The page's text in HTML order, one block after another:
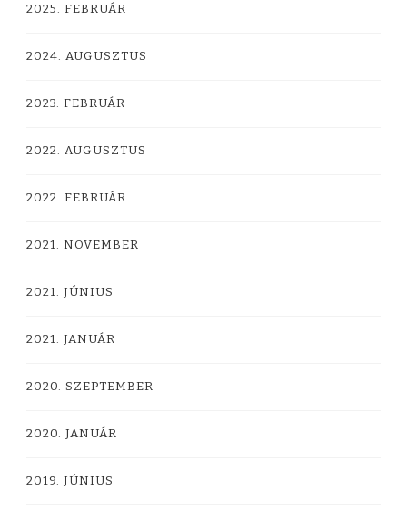
2025. FEBRUÁR
2024. AUGUSZTUS
2023. FEBRUÁR
2022. AUGUSZTUS
2022. FEBRUÁR
2021. NOVEMBER
2021. JÚNIUS
2021. JANUÁR
2020. SZEPTEMBER
2020. JANUÁR
2019. JÚNIUS